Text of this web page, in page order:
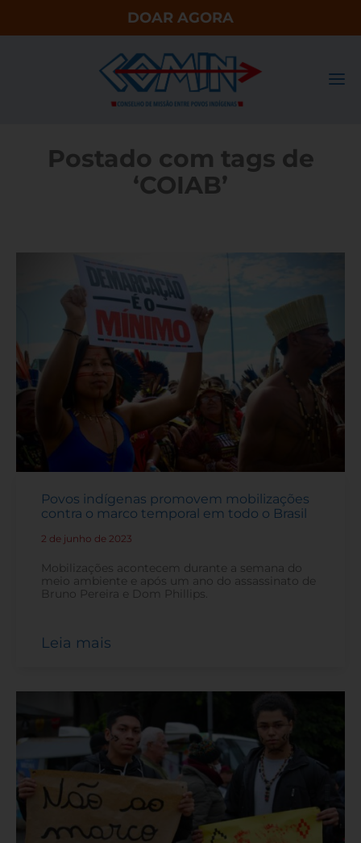
DOAR AGORA
Postado com tags de
‘COIAB’
Povos indígenas promovem mobilizações
contra o marco temporal em todo o Brasil
2 de junho de 2023
Mobilizações acontecem durante a semana do
meio ambiente e após um ano do assassinato de
Bruno Pereira e Dom Phillips.
Leia mais